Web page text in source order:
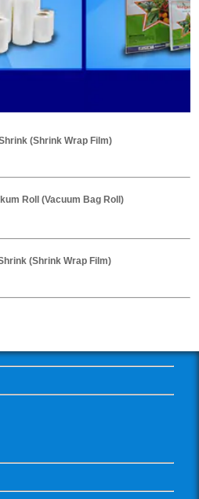
(Shrink Wrap Film)
Roll (Vacuum Bag Roll)
(Shrink Wrap Film)